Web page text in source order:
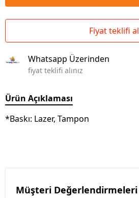
Fiyat teklifi al
Whatsapp Üzerinden
fiyat teklifi alınız
Ürün Açıklaması
*Baskı: Lazer, Tampon
Müşteri Değerlendirmeleri